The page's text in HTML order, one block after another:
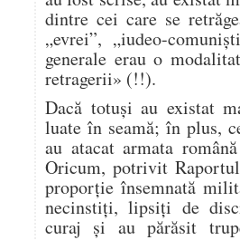
dintre cei care se
„evrei”, „iudeo-
generale erau o
retragerii» (!!).
Dacă totuși au existat
luate în seamă; în plus,
au atacat armata
Oricum, potrivit
proporție însemnată
necinstiți, lipsiți de
curaj și au părăsit